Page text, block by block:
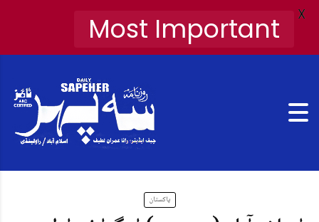
پاکستان
Most Important X